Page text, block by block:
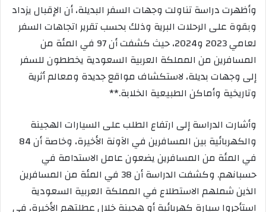
وأظهرت دراسة تناولت وجهات السفر البديلة، أن الإقبال يزداد
وبقوة على الرحلات البرية وذلك بحسب تقرير اتجاهات السفر
لعامي2023 و2024، حيث كشفت أن97 في المئة من
المسافرين من المملكة العربية السعودية يخططون للسفر
إلى وجهات بديلة، لاستكشاف مواقع جديدة ومعالم أثرية
وتاريخية وأماكن الطبيعية الخلابة.**
وأشارت الدراسة إلى ارتفاع الطلب على السيارات الهجينة
والكهربائية بين المسافرين في الآونة الأخيرة، وخاصة أن84
في المئة من المسافرين يضعون عامل الاستدامة في
حسبانهم. وكشفت الدراسة أن38 في المئة من المسافرين
الذين شملهم الاستطلاع في المملكة العربية السعودية
استأجروا سيارة كهربائية أو هجينة خلال عطلتهم الأخيرة، في